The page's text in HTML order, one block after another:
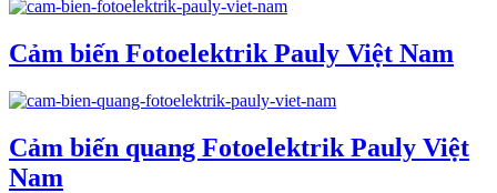
Cảm biến Fotoelektrik Pauly Việt Nam
Cảm biến quang Fotoelektrik Pauly Việt
Nam